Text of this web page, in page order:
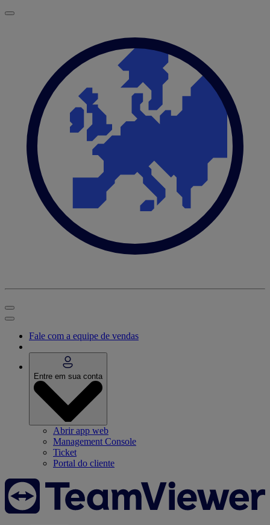
Fale com a equipe de vendas
Entre em sua conta
Abrir app web
Management Console
Ticket
Portal do cliente